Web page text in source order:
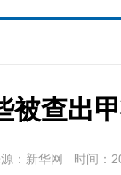
被查出
源：新华网 时间：